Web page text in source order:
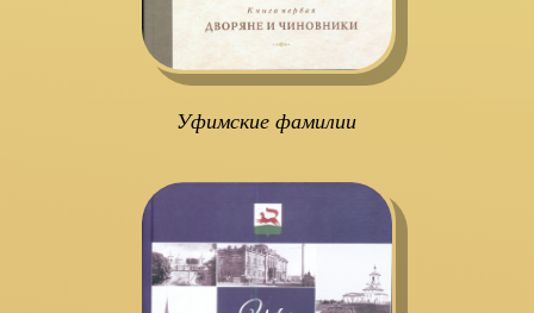
Уфимские фамилии